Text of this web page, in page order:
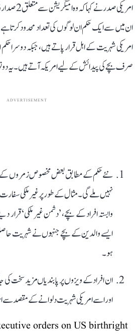
امریکی
ان میں سے ایک حکم ان لوگوں کی تعداد محدود کرتا
امریکی شہریت کے اہل قرار پاتے ہیں، جبکہ دوسرا
صرف بچے کی پیدائش کے لیے امریکہ آتے ہیں۔ یہ
ADVERTISEMENT
نئے حکم کے مطابق بعض مخصوص زمروں کے
نہیں ملے گی۔ مثال کے طور پر غیر ملکی
وابستہ افراد کے بچے، ’دشمن غیر ملکی‘
ایسے والدین کے بچے جنہوں نے شہریت
ہو۔
ان افراد کے ویزوں پر پابندیاں مزید سخت
اور اسے امریکی شہریت دلوانے کے مقصد سے
orders on US birthright